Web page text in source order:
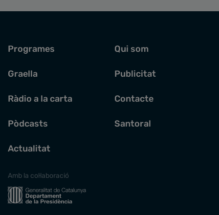
Programes
Graella
Ràdio a la carta
Pòdcasts
Actualitat
Qui som
Publicitat
Contacte
Santoral
Amb la col·laboració